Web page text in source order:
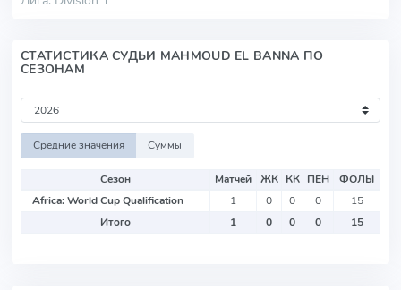
СТАТИСТИКА СУДЬИ MAHMOUD EL BANNA ПО
СЕЗОНАМ
Средние значения Суммы
Сезон Матчей ЖК КК ПЕН
ФОЛЫ
Africa: World Cup Qualification
1 0 0 0
15
Итого
1 0 0 0 15